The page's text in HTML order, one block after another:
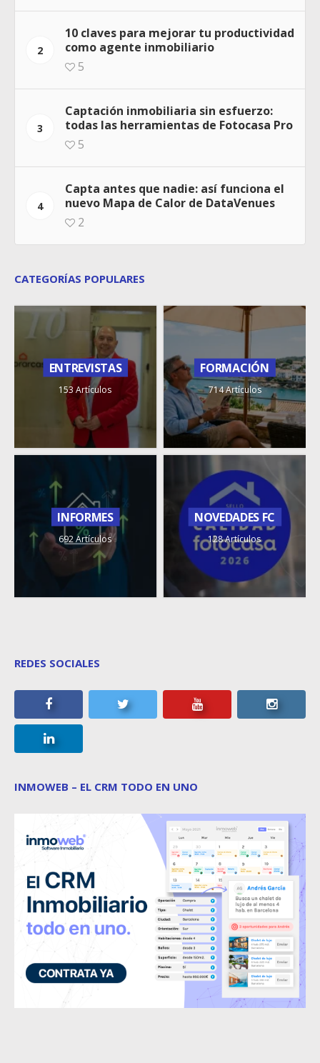
2
10 claves para mejorar tu productividad
como agente inmobiliario
5
3
Captación inmobiliaria sin esfuerzo:
todas las herramientas de Fotocasa Pro
5
4
Capta antes que nadie: así funciona el
nuevo Mapa de Calor de DataVenues
2
CATEGORÍAS POPULARES
ENTREVISTAS
153 Artículos
FORMACIÓN
714 Artículos
INFORMES
692 Artículos
NOVEDADES FC
128 Artículos
REDES SOCIALES
INMOWEB – EL CRM TODO EN UNO